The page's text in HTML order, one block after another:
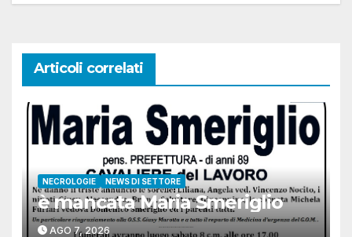
Articoli correlati
NECROLOGIE NEWS DI SETTORE
è mancata Maria Smeriglio
AGO 7, 2026